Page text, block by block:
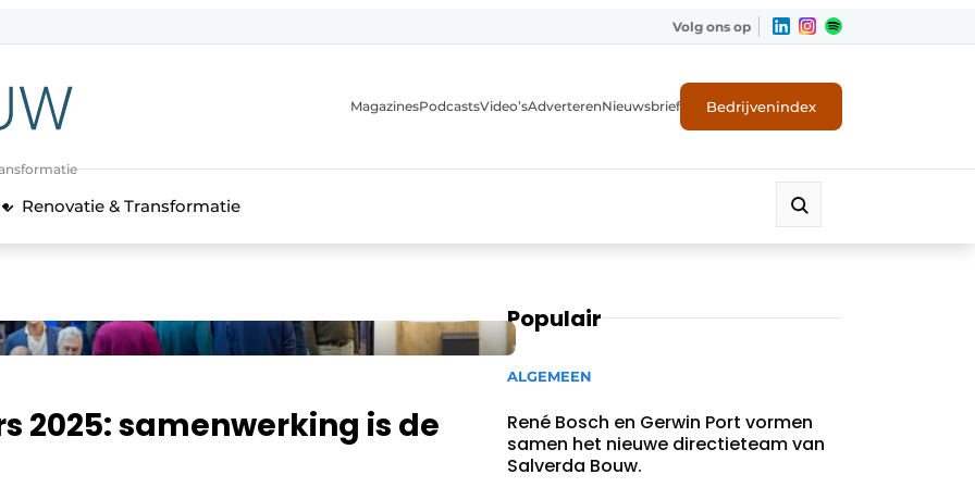
Volg ons op
MagazinesPodcastsVideo’sAdverterenNieuwsbrief Bedrijvenindex
Renovatie & Transformatie
2025: samenwerking is de
Populair
ALGEMEEN
René Bosch en Gerwin Port vormen
samen het nieuwe directieteam van
Salverda Bouw.